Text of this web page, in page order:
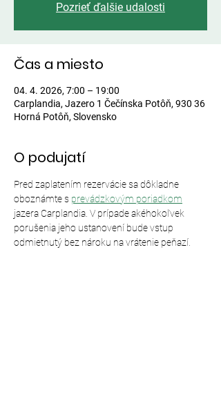
Pozrieť ďalšie udalosti
Čas a miesto
04. 4. 2026, 7:00 – 19:00
Carplandia, Jazero 1 Čečínska Potôň, 930 36
Horná Potôň, Slovensko
O podujatí
Pred zaplatením rezervácie sa dôkladne
oboznámte s prevádzkovým poriadkom
jazera Carplandia. V prípade akéhokoľvek
porušenia jeho ustanovení bude vstup
odmietnutý bez nároku na vrátenie peňazí.